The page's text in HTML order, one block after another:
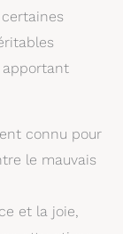
apportant
connu pour
le mauvais
et la joie,